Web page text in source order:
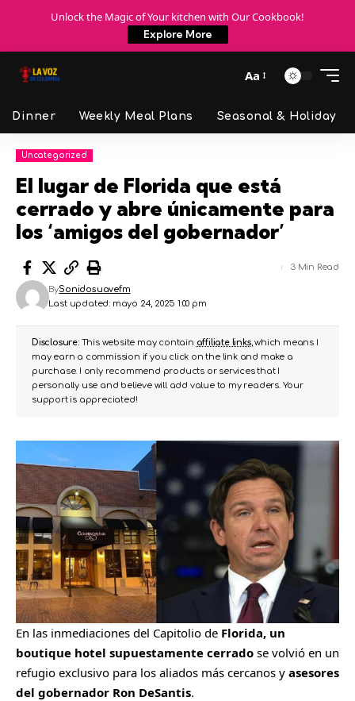
Unlock the Magic of Your kitchen with Our Cookbook!
Explore More
Aa
Dinner Weekly Meal Plans Seasonal & Holiday
Uncategorized
El lugar de Florida que está
cerrado y abre únicamente para
los ‘amigos del gobernador’
Last updated: mayo 24, 2025 1:00 pm
BySonidosuavefm
3 Min Read
Disclosure:This website may contain affiliate links, which means I
may earn a commission if you click on the link and make a
purchase. I only recommend products or services that I
personally use and believe will add value to my readers. Your
support is appreciated!
En las inmediaciones del Capitolio de Florida, un
boutique hotel supuestamente cerrado se volvió en un
refugio exclusivo para los aliados más cercanos y asesores
del gobernador Ron DeSantis.